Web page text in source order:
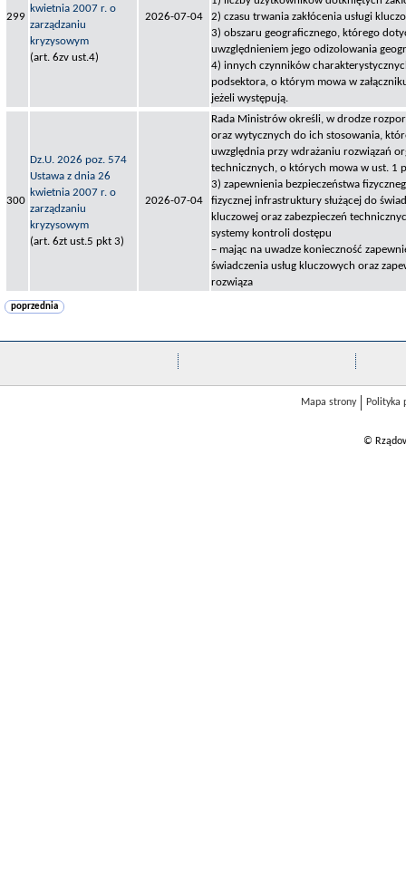
299
kwietnia 2007 r. o
zarządzaniu
kryzysowym
(art. 6zv ust.4)
2026-07-04
2) czasu trwania zakłócenia usługi
3) obszaru geograficznego, którego
uwzględnieniem jego odizolowania
4) innych czynników
podsektora, o którym mowa w
jeżeli występują.
300
Dz.U. 2026 poz. 574
Ustawa z dnia 26
kwietnia 2007 r. o
zarządzaniu
kryzysowym
(art. 6zt ust.5 pkt 3)
2026-07-04
Rada Ministrów określi, w drodze
oraz wytycznych do ich stosowania,
uwzględnia przy wdrażaniu rozwiązań
technicznych, o których mowa w ust. 1
3) zapewnienia bezpieczeństwa
fizycznej infrastruktury służącej do
kluczowej oraz zabezpieczeń
systemy kontroli dostępu
– mając na uwadze konieczność
świadczenia usług kluczowych oraz
rozwiąza
poprzednia
Mapa strony Polityka
©